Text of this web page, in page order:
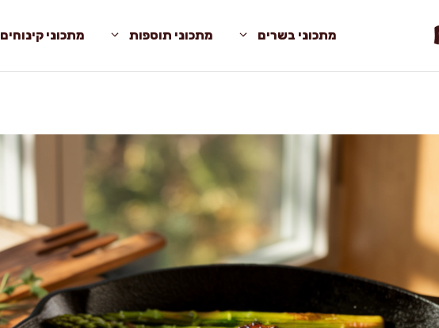
מתכוני בשרים מתכוני תוספות מתכוני קינוחים